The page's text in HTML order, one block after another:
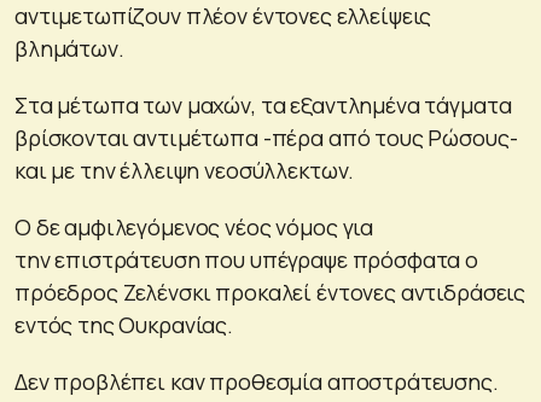
αντιμετωπίζουν πλέον έντονες ελλείψεις
βλημάτων.
Στα μέτωπα των μαχών, τα εξαντλημένα τάγματα
βρίσκονται αντιμέτωπα -πέρα από τους Ρώσους-
και με την έλλειψη νεοσύλλεκτων.
Ο δε αμφιλεγόμενος νέος νόμος για
την επιστράτευση που υπέγραψε πρόσφατα ο
πρόεδρος Ζελένσκι προκαλεί έντονες αντιδράσεις
εντός της Ουκρανίας.
Δεν προβλέπει καν προθεσμία αποστράτευσης.